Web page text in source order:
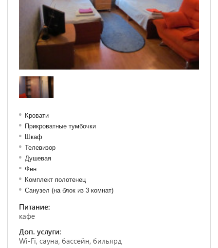
Кровати
Прикроватные тумбочки
Шкаф
Телевизор
Душевая
Фен
Комплект полотенец
Санузел (на блок из 3 комнат)
Питание:
кафе
Доп. услуги:
Wi-Fi, сауна, бассейн, бильярд